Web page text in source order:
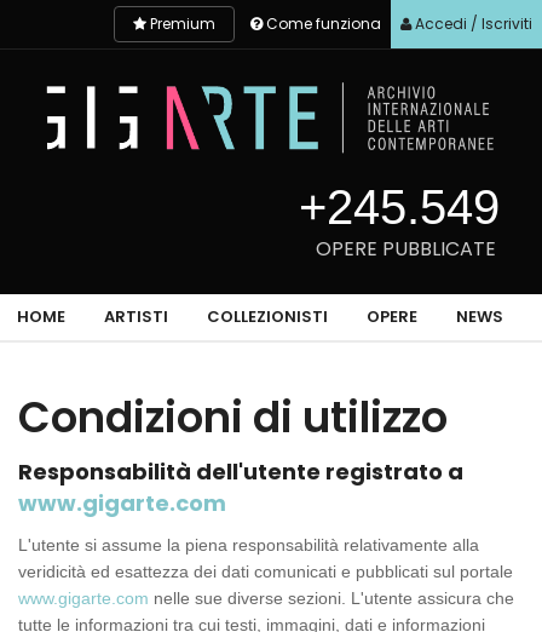
Accedi / Iscriviti
Come funziona
Premium
+245.549
OPERE PUBBLICATE
HOME ARTISTI COLLEZIONISTI OPERE NEWS
Condizioni di utilizzo
Responsabilità dell'utente registrato a
www.gigarte.com
L'utente si assume la piena responsabilità relativamente alla
veridicità ed esattezza dei dati comunicati e pubblicati sul portale
www.gigarte.com nelle sue diverse sezioni. L'utente assicura che
tutte le informazioni tra cui testi, immagini, dati e informazioni